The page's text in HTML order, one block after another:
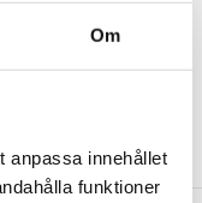
Om
anpassa innehållet
funktioner